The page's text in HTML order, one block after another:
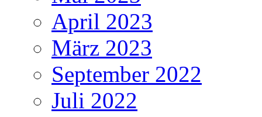
April 2023
März 2023
September 2022
Juli 2022